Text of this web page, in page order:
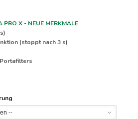
PRO X - NEUE MERKMALE
(stoppt nach 3 s)